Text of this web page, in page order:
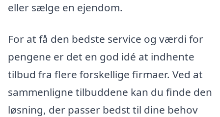
eller sælge en ejendom.
For at få den bedste service og værdi for
pengene er det en god idé at indhente
tilbud fra flere forskellige firmaer. Ved at
sammenligne tilbuddene kan du finde den
løsning, der passer bedst til dine behov